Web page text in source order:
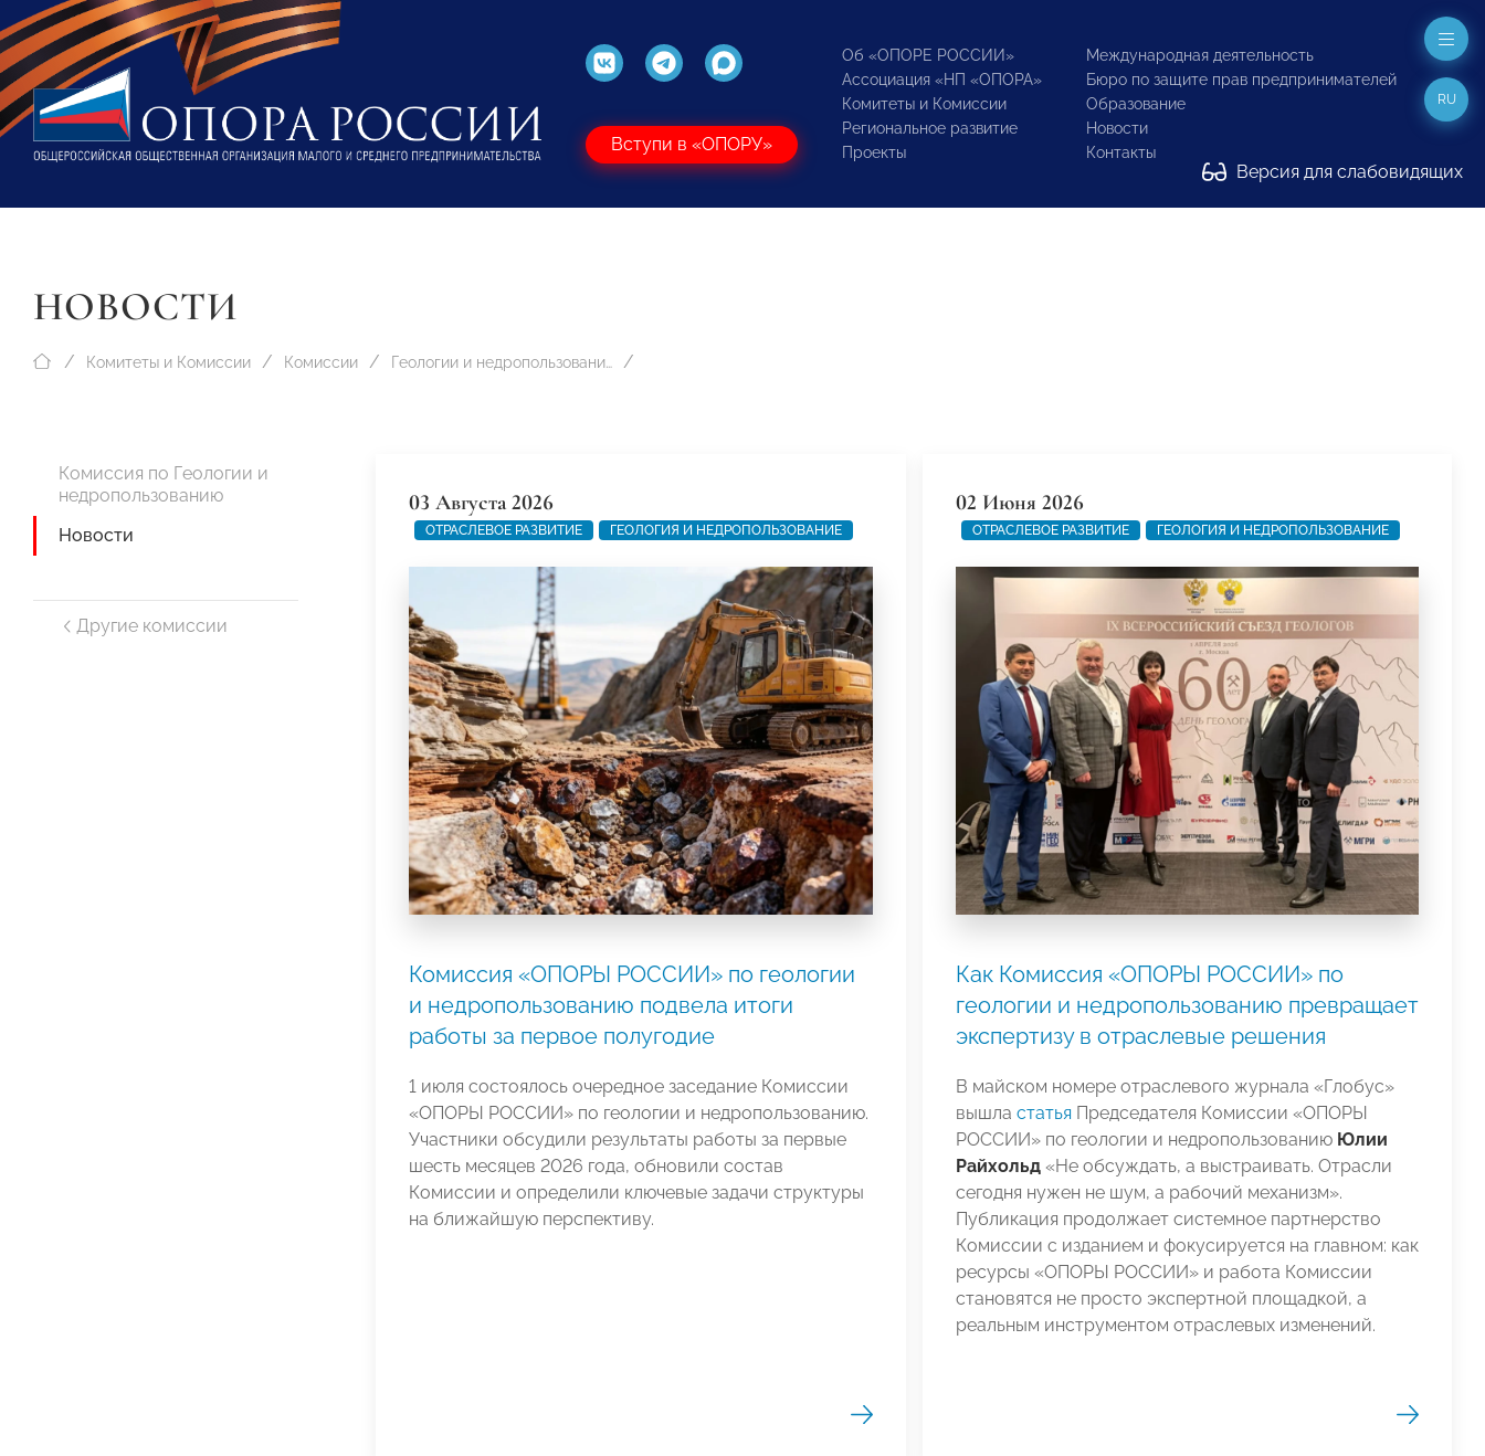
Вступи в «ОПОРУ»
Об «ОПОРЕ РОССИИ»
Ассоциация «НП «ОПОРА»
Комитеты и Комиссии
Региональное развитие
Проекты
Международная деятельность
Бюро по защите прав предпринимателей
Образование
Новости
Контакты
Версия для слабовидящих
RU
НОВОСТИ
Комитеты и Комиссии Комиссии Геологии и недропользованию
Комиссия по Геологии и
недропользованию
Новости
Другие комиссии
03 Августа 2026
ОТРАСЛЕВОЕ РАЗВИТИЕ ГЕОЛОГИЯ И НЕДРОПОЛЬЗОВАНИЕ
Комиссия «ОПОРЫ РОССИИ» по геологии
и недропользованию подвела итоги
работы за первое полугодие
1 июля состоялось очередное заседание Комиссии
«ОПОРЫ РОССИИ» по геологии и недропользованию.
Участники обсудили результаты работы за первые
шесть месяцев 2026 года, обновили состав
Комиссии и определили ключевые задачи структуры
на ближайшую перспективу.
02 Июня 2026
ОТРАСЛЕВОЕ РАЗВИТИЕ ГЕОЛОГИЯ И НЕДРОПОЛЬЗОВАНИЕ
Как Комиссия «ОПОРЫ РОССИИ» по
геологии и недропользованию превращает
экспертизу в отраслевые решения
В майском номере отраслевого журнала «Глобус»
вышла статьяПредседателя Комиссии «ОПОРЫ
РОССИИ» по геологии и недропользованию Юлии
Райхольд«Не обсуждать, а выстраивать. Отрасли
сегодня нужен не шум, а рабочий механизм».
Публикация продолжает системное партнерство
Комиссии с изданием и фокусируется на главном: как
ресурсы «ОПОРЫ РОССИИ» и работа Комиссии
становятся не просто экспертной площадкой, а
реальным инструментом отраслевых изменений.